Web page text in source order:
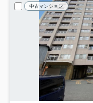
中古マンション